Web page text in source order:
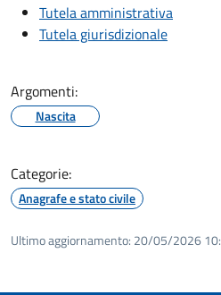
Tutela amministrativa
Tutela giurisdizionale
Argomenti:
Nascita
Categorie:
Anagrafe e stato civile
Ultimo aggiornamento: 20/05/2026